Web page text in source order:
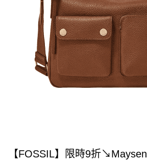
【FOSSIL】限時9折